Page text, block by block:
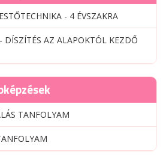
- 4 ÉVSZAKRA
DÍSZÍTÉS AZ ALAPOKTÓL KEZDŐ
TANFOLYAM